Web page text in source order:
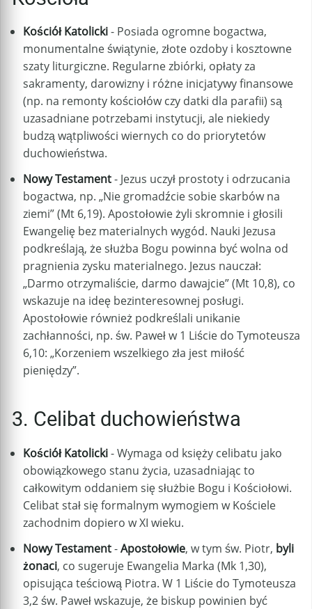
Kościół Katolicki- Posiada ogromne bogactwa,
monumentalne świątynie, złote ozdoby i kosztowne
szaty liturgiczne. Regularne zbiórki, opłaty za
sakramenty, darowizny i różne inicjatywy finansowe
(np. na remonty kościołów czy datki dla parafii) są
uzasadniane potrzebami instytucji, ale niekiedy
budzą wątpliwości wiernych co do priorytetów
duchowieństwa.
Nowy Testament- Jezus uczył prostoty i odrzucania
bogactwa, np. „Nie gromadźcie sobie skarbów na
ziemi” (Mt 6,19). Apostołowie żyli skromnie i głosili
Ewangelię bez materialnych wygód. Nauki Jezusa
podkreślają, że służba Bogu powinna być wolna od
pragnienia zysku materialnego. Jezus nauczał:
„Darmo otrzymaliście, darmo dawajcie” (Mt 10,8), co
wskazuje na ideę bezinteresownej posługi.
Apostołowie również podkreślali unikanie
zachłanności, np. św. Paweł w 1 Liście do Tymoteusza
6,10: „Korzeniem wszelkiego zła jest miłość
pieniędzy”.
3. Celibat duchowieństwa
Kościół Katolicki- Wymaga od księży celibatu jako
obowiązkowego stanu życia, uzasadniając to
całkowitym oddaniem się służbie Bogu i Kościołowi.
Celibat stał się formalnym wymogiem w Kościele
zachodnim dopiero w XI wieku.
Nowy Testament-Apostołowie, w tym św. Piotr, byli
żonaci, co sugeruje Ewangelia Marka (Mk 1,30),
opisująca teściową Piotra. W 1 Liście do Tymoteusza
3,2 św. Paweł wskazuje, że biskup powinien być